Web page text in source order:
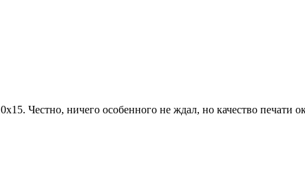
Честно, ничего особенного не ждал, но качество печати